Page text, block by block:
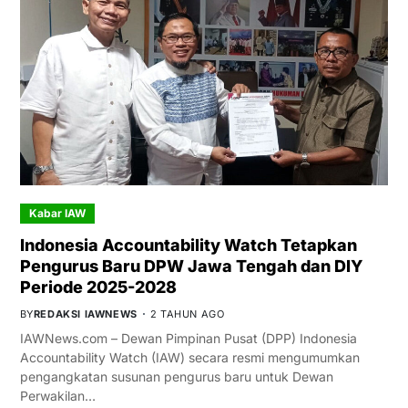
Kabar IAW
Indonesia Accountability Watch Tetapkan
Pengurus Baru DPW Jawa Tengah dan DIY
Periode 2025-2028
BYREDAKSI IAWNEWS 2 TAHUN AGO
IAWNews.com – Dewan Pimpinan Pusat (DPP) Indonesia
Accountability Watch (IAW) secara resmi mengumumkan
pengangkatan susunan pengurus baru untuk Dewan
Perwakilan…